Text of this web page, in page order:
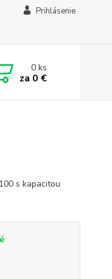
Prihlásenie
0ks
za 0 €
s kapacitou